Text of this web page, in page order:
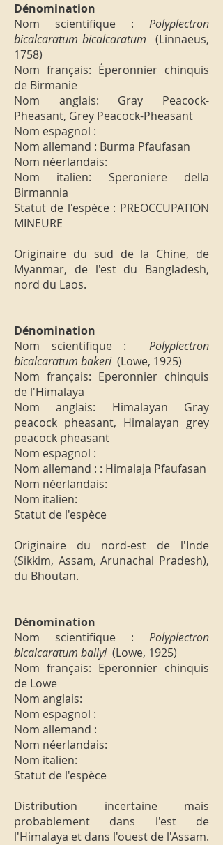
Dénomination
Nom scientifique : Polyplectron
bicalcaratum bicalcaratum (Linnaeus,
1758)
Nom français: Éperonnier chinquis
de Birmanie
Nom anglais: Gray Peacock-
Pheasant, Grey Peacock-Pheasant
Nom espagnol :
Nom allemand : Burma Pfaufasan
Nom néerlandais:
Nom italien: Speroniere della
Birmannia
Statut de l'espèce : PREOCCUPATION
MINEURE
Originaire du sud de la Chine, de
Myanmar, de l'est du Bangladesh,
nord du Laos.
Dénomination
Nom scientifique : Polyplectron
bicalcaratum bakeri (Lowe, 1925)
Nom français: Eperonnier chinquis
de l'Himalaya
Nom anglais: Himalayan Gray
peacock pheasant, Himalayan grey
peacock pheasant
Nom espagnol :
Nom allemand : : Himalaja Pfaufasan
Nom néerlandais:
Nom italien:
Statut de l'espèce
Originaire du nord-est de l'Inde
(Sikkim, Assam, Arunachal Pradesh),
du Bhoutan.
Dénomination
Nom scientifique : Polyplectron
bicalcaratum bailyi (Lowe, 1925)
Nom français: Eperonnier chinquis
de Lowe
Nom anglais:
Nom espagnol :
Nom allemand :
Nom néerlandais:
Nom italien:
Statut de l'espèce
Distribution incertaine mais
probablement dans l'est de
l'Himalaya et dans l'ouest de l'Assam.